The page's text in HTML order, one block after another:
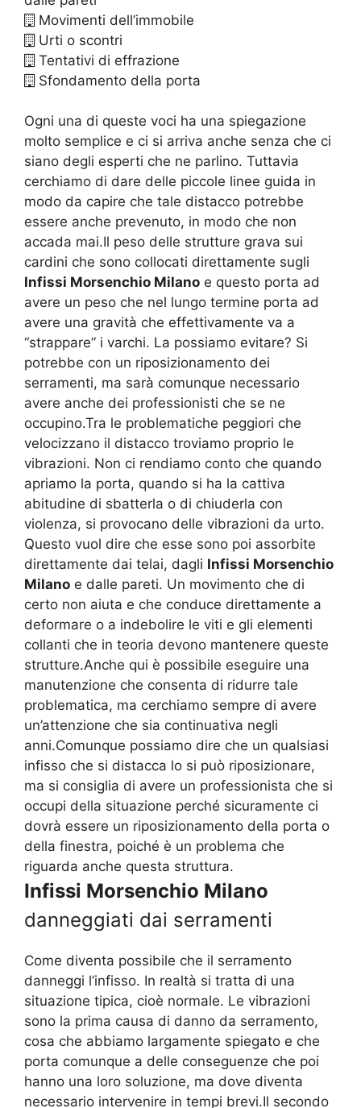
Movimenti dell’immobile
Urti o scontri
Tentativi di effrazione
Sfondamento della porta
Ogni una di queste voci ha una spiegazione
molto semplice e ci si arriva anche senza che ci
siano degli esperti che ne parlino. Tuttavia
cerchiamo di dare delle piccole linee guida in
modo da capire che tale distacco potrebbe
essere anche prevenuto, in modo che non
accada mai.Il peso delle strutture grava sui
cardini che sono collocati direttamente sugli
Infissi Morsenchio Milano e questo porta ad
avere un peso che nel lungo termine porta ad
avere una gravità che effettivamente va a
“strappare” i varchi. La possiamo evitare? Si
potrebbe con un riposizionamento dei
serramenti, ma sarà comunque necessario
avere anche dei professionisti che se ne
occupino.Tra le problematiche peggiori che
velocizzano il distacco troviamo proprio le
vibrazioni. Non ci rendiamo conto che quando
apriamo la porta, quando si ha la cattiva
abitudine di sbatterla o di chiuderla con
violenza, si provocano delle vibrazioni da urto.
Questo vuol dire che esse sono poi assorbite
direttamente dai telai, dagli Infissi Morsenchio
Milano e dalle pareti. Un movimento che di
certo non aiuta e che conduce direttamente a
deformare o a indebolire le viti e gli elementi
collanti che in teoria devono mantenere queste
strutture.Anche qui è possibile eseguire una
manutenzione che consenta di ridurre tale
problematica, ma cerchiamo sempre di avere
un’attenzione che sia continuativa negli
anni.Comunque possiamo dire che un qualsiasi
infisso che si distacca lo si può riposizionare,
ma si consiglia di avere un professionista che si
occupi della situazione perché sicuramente ci
dovrà essere un riposizionamento della porta o
della finestra, poiché è un problema che
riguarda anche questa struttura.
Infissi Morsenchio Milano
danneggiati dai serramenti
Come diventa possibile che il serramento
danneggi l’infisso. In realtà si tratta di una
situazione tipica, cioè normale. Le vibrazioni
sono la prima causa di danno da serramento,
cosa che abbiamo largamente spiegato e che
porta comunque a delle conseguenze che poi
hanno una loro soluzione, ma dove diventa
necessario intervenire in tempi brevi.Il secondo